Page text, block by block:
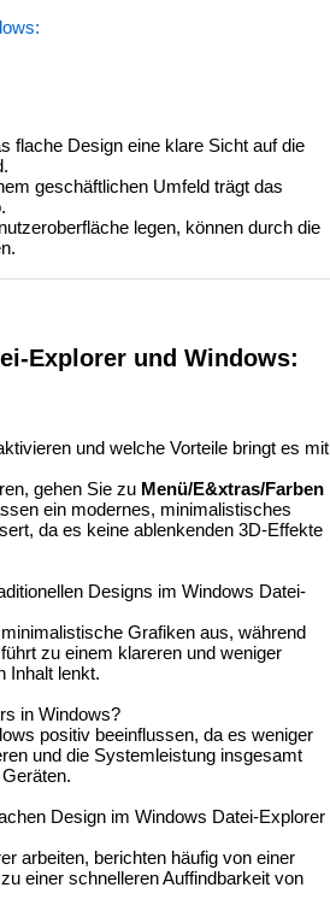
flache Design eine klare Sicht auf die
geschäftlichen Umfeld trägt das
legen, können durch die
Explorer und Windows:
und welche Vorteile bringt es mit
gehen Sie zu Menü/E&xtras/Farben
ein modernes, minimalistisches
da es keine ablenkenden 3D-Effekte
Designs im Windows Datei-
Grafiken aus, während
zu einem klareren und weniger
Inhalt lenkt.
in Windows?
positiv beeinflussen, da es weniger
und die Systemleistung insgesamt
Design im Windows Datei-Explorer
arbeiten, berichten häufig von einer
einer schnelleren Auffindbarkeit von